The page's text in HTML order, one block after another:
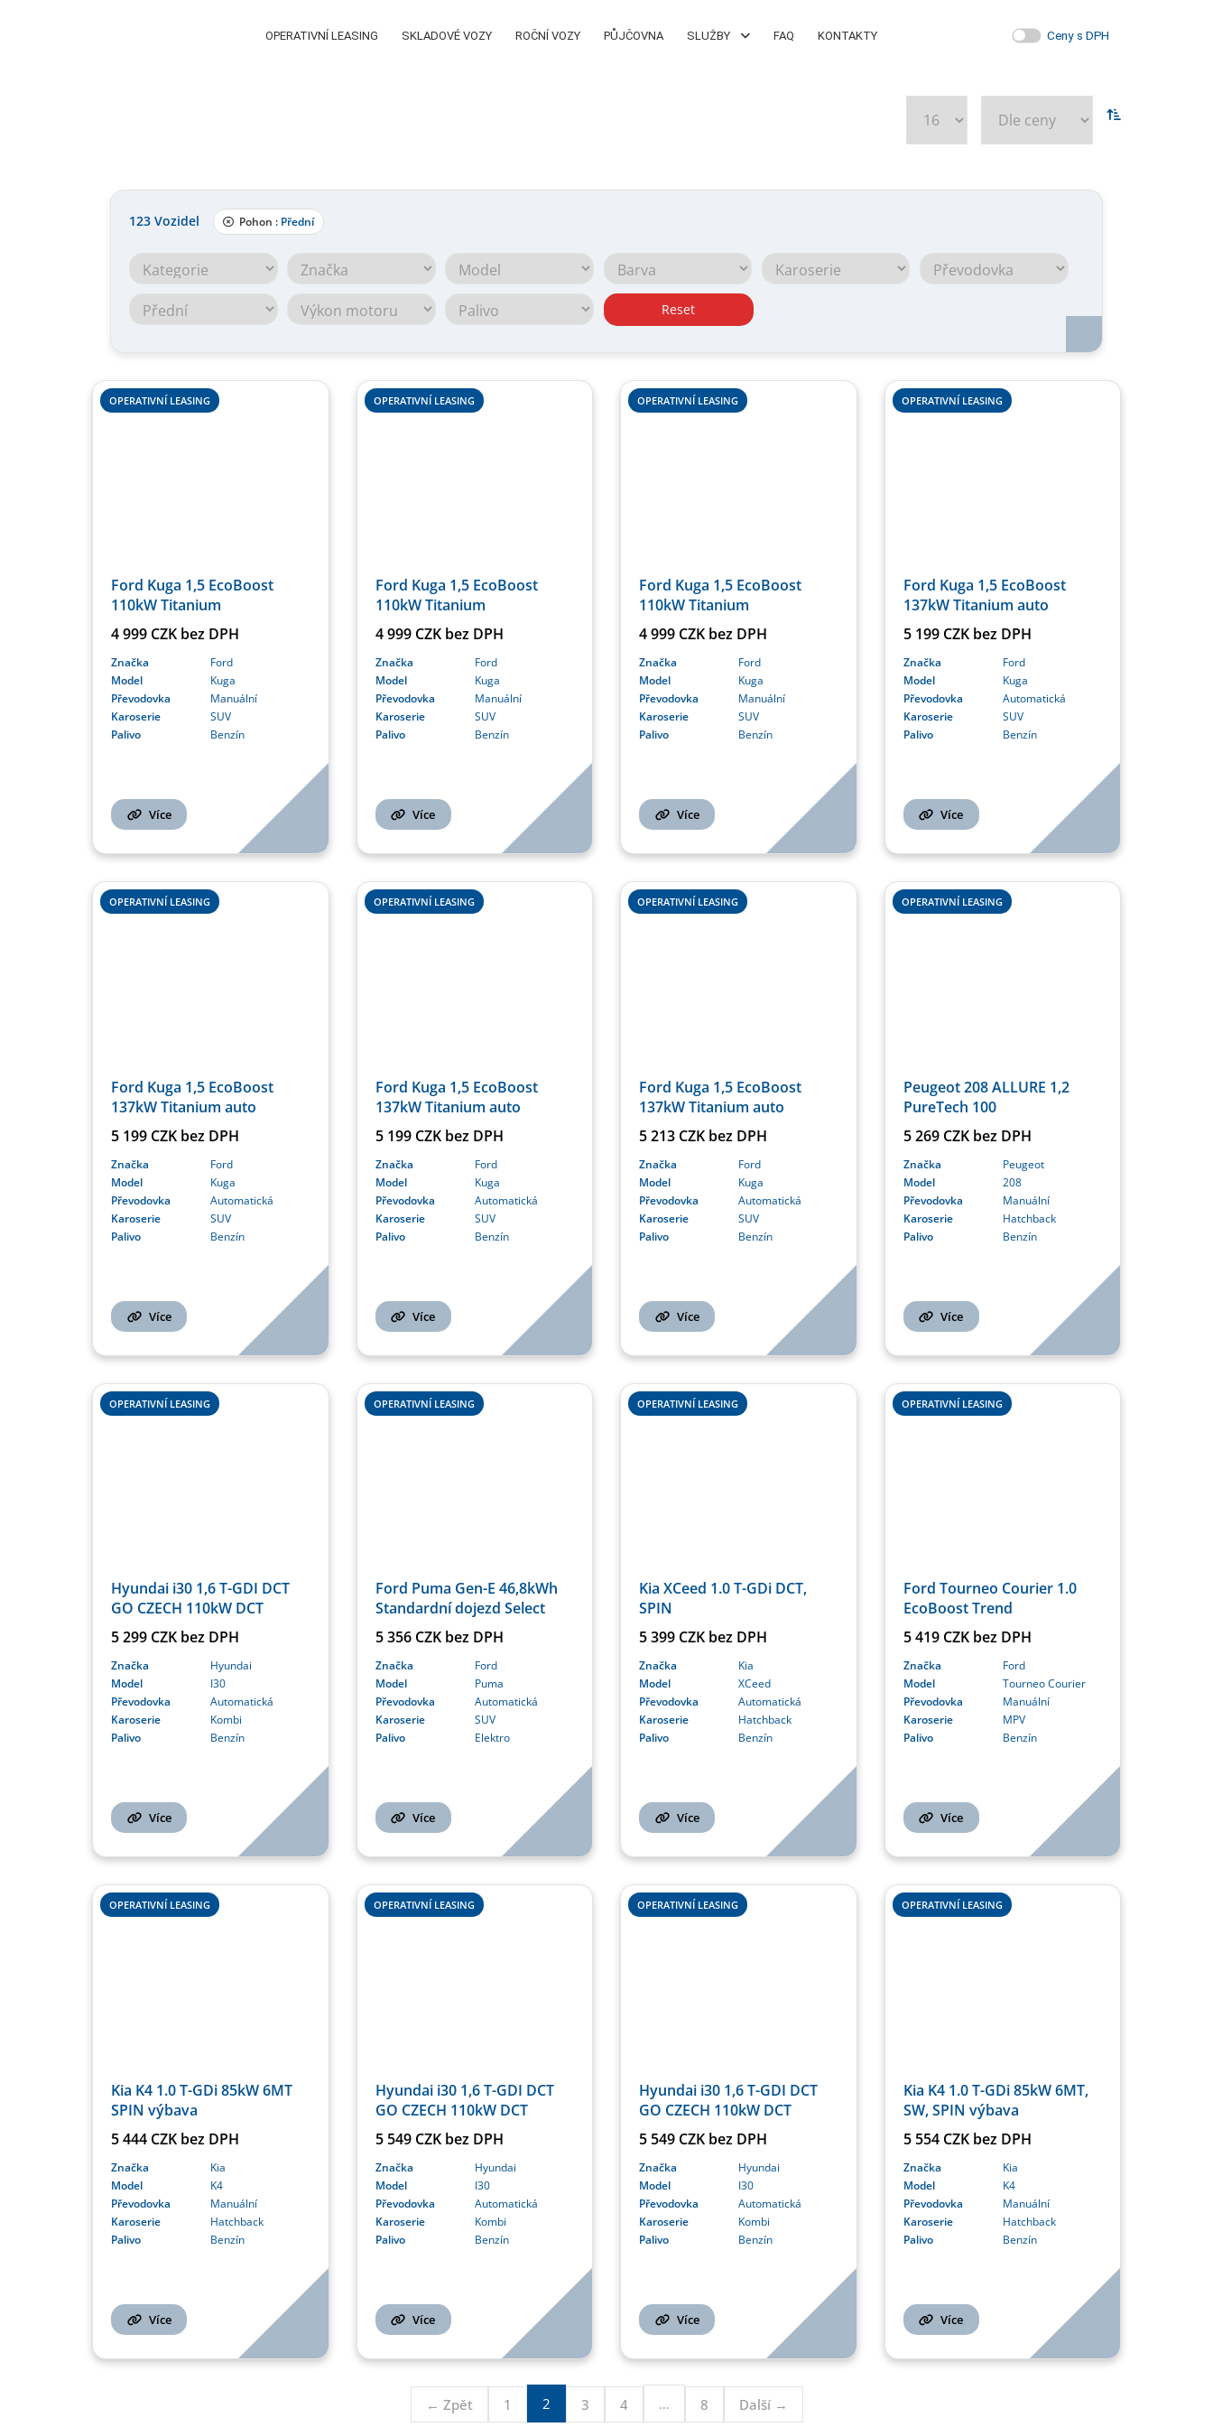
OPERATIVNÍ LEASING SKLADOVÉ VOZY ROČNÍ VOZY PŮJČOVNA SLUŽBY FAQ KONTAKTY Ceny s DPH
123 Vozidel Pohon : Přední
Reset
OPERATIVNÍ LEASING
Ford Kuga 1,5 EcoBoost
110kW Titanium
4 999 CZK bez DPH
Značka
Ford
Model
Kuga
Převodovka
Manuální
Karoserie
SUV
Palivo
Benzín
Více
OPERATIVNÍ LEASING
Ford Kuga 1,5 EcoBoost
110kW Titanium
4 999 CZK bez DPH
Značka
Ford
Model
Kuga
Převodovka
Manuální
Karoserie
SUV
Palivo
Benzín
Více
OPERATIVNÍ LEASING
Ford Kuga 1,5 EcoBoost
110kW Titanium
4 999 CZK bez DPH
Značka
Ford
Model
Kuga
Převodovka
Manuální
Karoserie
SUV
Palivo
Benzín
Více
OPERATIVNÍ LEASING
Ford Kuga 1,5 EcoBoost
137kW Titanium auto
5 199 CZK bez DPH
Značka
Ford
Model
Kuga
Převodovka
Automatická
Karoserie
SUV
Palivo
Benzín
Více
OPERATIVNÍ LEASING
Ford Kuga 1,5 EcoBoost
137kW Titanium auto
5 199 CZK bez DPH
Značka
Ford
Model
Kuga
Převodovka
Automatická
Karoserie
SUV
Palivo
Benzín
Více
OPERATIVNÍ LEASING
Ford Kuga 1,5 EcoBoost
137kW Titanium auto
5 199 CZK bez DPH
Značka
Ford
Model
Kuga
Převodovka
Automatická
Karoserie
SUV
Palivo
Benzín
Více
OPERATIVNÍ LEASING
Ford Kuga 1,5 EcoBoost
137kW Titanium auto
5 213 CZK bez DPH
Značka
Ford
Model
Kuga
Převodovka
Automatická
Karoserie
SUV
Palivo
Benzín
Více
OPERATIVNÍ LEASING
Peugeot 208 ALLURE 1,2
PureTech 100
5 269 CZK bez DPH
Značka
Peugeot
Model
208
Převodovka
Manuální
Karoserie
Hatchback
Palivo
Benzín
Více
OPERATIVNÍ LEASING
Hyundai i30 1,6 T-GDI DCT
GO CZECH 110kW DCT
5 299 CZK bez DPH
Značka
Hyundai
Model
I30
Převodovka
Automatická
Karoserie
Kombi
Palivo
Benzín
Více
OPERATIVNÍ LEASING
Ford Puma Gen-E 46,8kWh
Standardní dojezd Select
5 356 CZK bez DPH
Značka
Ford
Model
Puma
Převodovka
Automatická
Karoserie
SUV
Palivo
Elektro
Více
OPERATIVNÍ LEASING
Kia XCeed 1.0 T-GDi DCT,
SPIN
5 399 CZK bez DPH
Značka
Kia
Model
XCeed
Převodovka
Automatická
Karoserie
Hatchback
Palivo
Benzín
Více
OPERATIVNÍ LEASING
Ford Tourneo Courier 1.0
EcoBoost Trend
5 419 CZK bez DPH
Značka
Ford
Model
Tourneo Courier
Převodovka
Manuální
Karoserie
MPV
Palivo
Benzín
Více
OPERATIVNÍ LEASING
Kia K4 1.0 T-GDi 85kW 6MT
SPIN výbava
5 444 CZK bez DPH
Značka
Kia
Model
K4
Převodovka
Manuální
Karoserie
Hatchback
Palivo
Benzín
Více
OPERATIVNÍ LEASING
Hyundai i30 1,6 T-GDI DCT
GO CZECH 110kW DCT
5 549 CZK bez DPH
Značka
Hyundai
Model
I30
Převodovka
Automatická
Karoserie
Kombi
Palivo
Benzín
Více
OPERATIVNÍ LEASING
Hyundai i30 1,6 T-GDI DCT
GO CZECH 110kW DCT
5 549 CZK bez DPH
Značka
Hyundai
Model
I30
Převodovka
Automatická
Karoserie
Kombi
Palivo
Benzín
Více
OPERATIVNÍ LEASING
Kia K4 1.0 T-GDi 85kW 6MT,
SW, SPIN výbava
5 554 CZK bez DPH
Značka
Kia
Model
K4
Převodovka
Manuální
Karoserie
Hatchback
Palivo
Benzín
Více
← Zpět 1 2 3 4 … 8 Další →